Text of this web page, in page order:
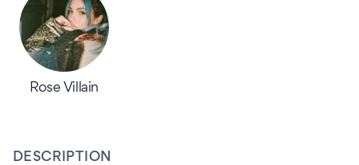
Rose Villain
DESCRIPTION